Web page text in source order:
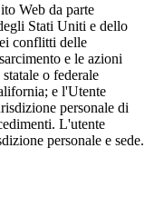
Web da parte
Stati Uniti e dello
conflitti delle
e le azioni
o federale
e l'Utente
personale di
L'utente
personale e sede.